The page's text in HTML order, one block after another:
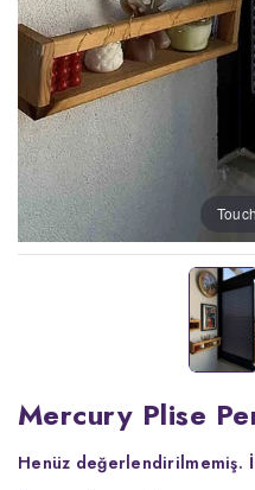
Mercury Plise
Henüz değerlendirilmemiş.